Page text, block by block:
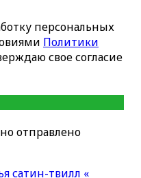
персональных
Политики
свое согласие
отправлено